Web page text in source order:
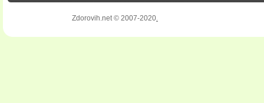
Zdorovih.net © 2007-2020